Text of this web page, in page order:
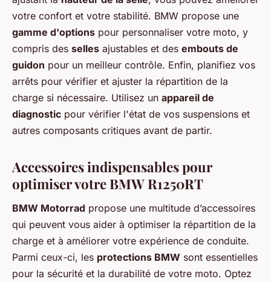
votre confort et votre stabilité. BMW propose une
gamme d'options pour personnaliser votre moto, y
compris des selles ajustables et des embouts de
guidon pour un meilleur contrôle. Enfin, planifiez vos
arrêts pour vérifier et ajuster la répartition de la
charge si nécessaire. Utilisez un appareil de
diagnostic pour vérifier l'état de vos suspensions et
autres composants critiques avant de partir.
Accessoires indispensables pour
optimiser votre BMW R1250RT
BMW Motorrad propose une multitude d’accessoires
qui peuvent vous aider à optimiser la répartition de la
charge et à améliorer votre expérience de conduite.
Parmi ceux-ci, les protections BMW sont essentielles
pour la sécurité et la durabilité de votre moto. Optez